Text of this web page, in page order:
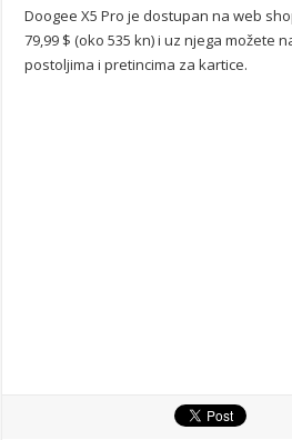
Doogee X5 Pro je dostupan na web
79,99 $ (oko 535 kn) i uz njega možete
postoljima i pretincima za kartice.